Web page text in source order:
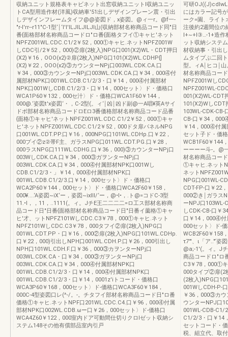
収納ユニット規格表キャビネット出窓収納ユニットl収納ユニッ
トCA型用造作材(洋風)収納車'51出しデザインプレーン震・引出
しデザインフレームタイフ@@姿図ド，x姿図。@ィ一r。@f一-
"r-l'rr--r11"C-1型‘￨‘I'I'ILJILJILJI山(収納部材名称商品コード同"日
番{面格部材名称商品コードロ"ロ番{面格タフイ①キャヒ'ネット
NPFZ001WL.CDC.C1/2￥52，000①キャヒ.ネットNPFZ001W
しCDC引/2￥52，000)②扉(2枚入)NPG口001(X2)WL・CDT押日
(X2)￥16，OOO(x2)②扉(2枚入)NPG口101(X2)WL.CDHP{]
(X2)￥22，OOO(x2)③カウンターNPj口003WL.CDK.CA.口
￥34，000③カウンターNPj口003WL.CDK.CA.口￥34，000④付
属部材NPK口001WL.CDB.C1/2/3・口￥14，000④付属部材
NPK口001WしCDB.C1/2/3・口￥14，000セット〉ド・価格口
WCA1P60￥132，000セ汁〉ド・価格口WCA1F60￥144，
000@.‘姿図t'x姿図‘・，C-2型(。ィ‘￨凶￨凶ド副@一A唱¥英Aサイ
ドボ部材名称商品コードロEロ3番価格部材名称商品コード品番
{面格①キャヒ'ネットNPFZ001WL.CDC.C1/2￥52，000①キャ
ヒ'ネットNPFZ001WL.CDC.C1/2￥52，000ドタ扉パネルNPG
口001WL.CDT.PP.口￥16，000NPG口101WL.CDHp.口￥22，
000プイ②z②帯F主、ガラスNPG口011WL.CDT.PG.口￥28，
000ラスNPG口111WL.CDHG.口￥36，000)③カウンターNPj口
003WしCDK.CA.口￥34，000③ガヲンターNPj口
003WL.CDK.CA.口￥34，000④付属部材NPK口001Wし
CDB.C1/2/3・」￥14，000④付属部材NPK口
001WL.CDB.C1/2/3.口￥14，000セット〉ド・価格口
WCA2P60￥144，000セット〉ド・価格口WCA2F60￥158，
000¥....‘A姿図~iX‘ー，姿図~ixlll/‘ー，@•I•，.ト@=コドC-3型
11.•I，，11，..1111(。ィ。JチE王二二二二=ロ工ス部材名称商
品コード日"日番{面格部材名称商品コード日"日番イ薗格①キャ
ヒ'才、ットNPFZ101WしCDC.C3￥78，000①キャヒ.ネット
NPFZ101WしCDC.C3￥78，000タフイ②扉(2枚入)NPG口
001WL.CDT.PP・口￥16，000②扉(2枚入)NPG口101WL.CDHp.
口￥22，000)引出しNPH口001WL.CDH.P.口￥26，000引出し
NPH口101WL.CDH.F.口￥36，000③カヲンターNPj口
003WL.CDK.CA・口￥34，000③ガヲンターNPj口
003WL.CDK.CA.口￥34，000④付属部材NPK口
001WL.CDB.C1/2/3・口￥14，000④付属部材NPK口
001WL.CDB.C1/2/3・口￥14，0001z'iトコード・価格口
WCA3P60￥168，000セット〉ド-価格口WCA3F60￥184，
000C-4型姿図口レ(^-/。-。チタフイ部材名称商品コード日"ロ番
価格①キャヒ.ネットNPF口201WL.CDC.C4.口￥96，000④付属
部材NPK口002WL.CDB.ωー口￥26，000セット〉ド-価格口
WCA4Z60￥122，000室内ドア可動間仕切りクロlゼット収納シ
ステム148その他有償部品室内引戸
可研
にはカラー記号
ーク=園、ライ
注後約2週間位
I+~+I③…-1+造作
ット収納システ
材収納事・引出
ムタイプぷ二回
型。ィA￨ヒコ￨
材名称商品コー
NPFZ001Wし
NPFZ001WL-
001(X2)WL-CDT
101(X2)Wし
103WL-CDK-
CB-口￥34，
￥14，000④付属
セット子ド・価
WCB1F60￥144
ーーーー斗-。@
材名称商品コー
①キャヒ.ネット
ネット
NPG口001WL-
CDT-FP-口￥22
000②き￨ガラス
ーNPJ口103WL-
しCDK-CB-口￥
口￥14，000④付
000セット〉ド-
WCB2F60￥158
τ7'"、ι「ア.."‘姿
@a;-1'(。ィ。J
商品コードロ"ロ
C3￥78，000①
000タイプ②扉(2
(2枚入)NPG口
001WしCDH-P-
￥36，000③カ
ウンターNPJ口
001WL-CDB-C1/
C1/2/3・口￥14
セットコード・
税、組立代、取